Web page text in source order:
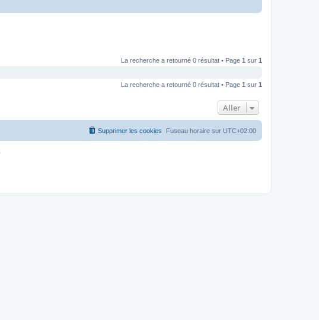
La recherche a retourné 0 résultat • Page 1 sur 1
La recherche a retourné 0 résultat • Page 1 sur 1
Aller
Fuseau horaire sur UTC+02:00
Supprimer les cookies